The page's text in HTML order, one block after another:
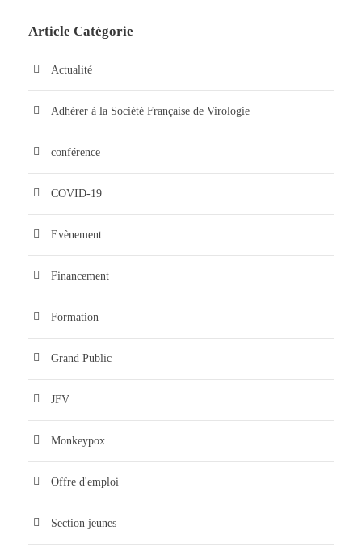
Article Catégorie
Actualité
Adhérer à la Société Française de Virologie
conférence
COVID-19
Evènement
Financement
Formation
Grand Public
JFV
Monkeypox
Offre d'emploi
Section jeunes